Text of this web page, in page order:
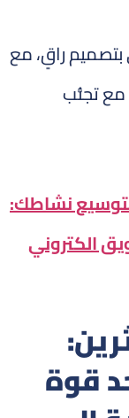
بتصميم راقٍ، مع
مع تجنُّب
نشاطك:
الكتروني
قوة